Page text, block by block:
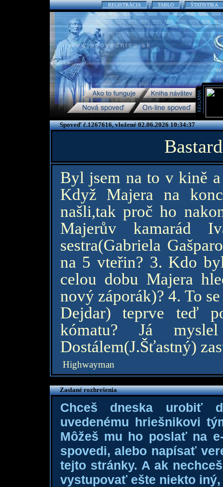
REGISTRÁCIA TABLO ŠTATISTIKA
Spoveď č.1267616, vložené 02.06.2026 10:34:37
Byl jsem na to v kině
Když Majera na
našli,tak proč ho
Majerův kamarád
sestra(Gabriela
na 5 vteřin? 3. Kdo
celou dobu Majera
nový záporák)? 4. To
Dejdar) teprve teď
kómatu? Já
Dostálem(J.Šťastný)
Highwayman
Zaslané rozhrešenia
Chceš dneska urobiť
uvedenému hriešnikovi
Môžeš mu ho poslať na
spovedi, alebo napísať
tejto stránky. A ak
vystupovať ešte niekto